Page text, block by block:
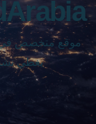
موقع متخصص في
يغطي